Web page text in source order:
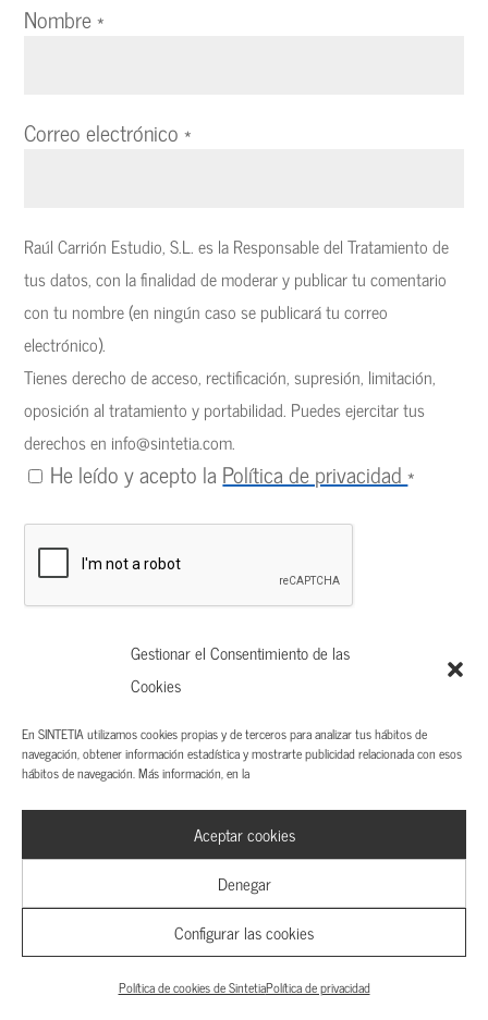
Gestionar el Consentimiento de las
Cookies
En SINTETIA utilizamos cookies propias y de terceros para analizar tus hábitos de
navegación, obtener información estadística y mostrarte publicidad relacionada con esos
hábitos de navegación. Más información, en la
Aceptar cookies
Denegar
Configurar las cookies
Política de cookies de SintetiaPolítica de privacidad
Nombre*
Correo electrónico*
Raúl Carrión Estudio, S.L. es la Responsable del Tratamiento de
tus datos, con la finalidad de moderar y publicar tu comentario
con tu nombre (en ningún caso se publicará tu correo
electrónico).
Tienes derecho de acceso, rectificación, supresión, limitación,
oposición al tratamiento y portabilidad. Puedes ejercitar tus
derechos en info@sintetia.com.
He leído y acepto la Política de privacidad*
Artículos Relacionados